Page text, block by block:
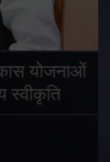
योजनाओं
स्वीकृति